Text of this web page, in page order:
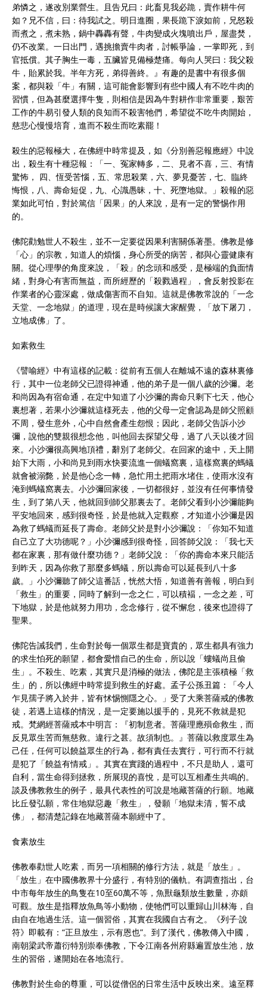
弟憐之，遂改別業營生。且告兄曰：此畜見我必跪，賣作耕牛何
如？兄不信，曰：待我試之。明日進圈，果長跪下淚如前，兄怒殺
而煮之，煮未熟，鍋中轟轟有聲，牛肉變成火塊噴出戶，屋盡焚，
仍不改業。一日出門，遇挑擔賣牛肉者，討帳爭論，一掌即死，到
官抵償。其子胸生一毒，五臟皆見備極楚痛。每向人哭曰：我父殺
牛，貽累於我。半年方死，弟得善終。』有趣的是書中有很多個
案，都與殺「牛」有關，這可能會影響到有些中國人有不吃牛肉的
習慣，但為甚麼選擇牛隻，則相信是因為牛對耕作非常重要，艱苦
工作的牛易引發人類的良知而不殺害牠們，希望從不吃牛肉開始，
慈悲心慢慢培育，進而不殺生而吃素罷！
殺生的惡報極大，在佛經中時常提及，如《分別善惡報應經》中說
出，殺生有十種惡報：「一、冤家轉多，二、見者不喜，三、有情
驚怖， 四、恆受苦惱，五、常思殺業，六、夢見憂苦，七、臨終
悔恨，八、壽命短促，九、心識愚昧，十、死墮地獄。」殺報的惡
業如此可怕，對於篤信「因果」的人來說，是有一定的警惕作用
的。
佛陀勸勉世人不殺生，並不一定要從因果利害關係著墨。佛教是修
「心」的宗教，知道人的煩惱，身心所受的病苦，都與心靈健康有
關。從心理學的角度來說，「殺」的念頭和感受，是極端的負面情
緒，對身心有害而無益，而所經歷的「殺戮過程」，會反射投影在
作業者的心靈深處，做成傷害而不自知。這就是佛教常說的「一念
天堂、一念地獄」的道理，現在是時候讓大家醒覺，「放下屠刀，
立地成佛」了。
如素救生
《譬喻經》中有這樣的記載：從前有五個人在離城不遠的森林裏修
行，其中一位老師父已證得神通，他的弟子是一個八歲的沙彌。老
和尚因為有宿命通，在定中知道了小沙彌的壽命只剩下七天，他心
裏想著，若果小沙彌就這様死去，他的父母一定會認為是師父照顧
不周，發生意外，心中自然會產生怨恨；因此，老師父告訴小沙
彌，說他的雙親很想念他，叫他回去探望父母，過了八天以後才回
來。小沙彌很高興地頂禮，辭別了老師父。在回家的途中，天上開
始下大雨，小和尚見到雨水快要流進一個蟻窩裏，這樣窩裏的螞蟻
就會被溺斃，於是他心念一轉，急忙用土把雨水堵住，使雨水沒有
淹到螞蟻窩裏去。小沙彌回家後，一切都很好，並沒有任何事情發
生，到了第八天，他就回到師父那裏去了。老師父看到小沙彌能夠
平安地回來，感到很奇怪，於是他就入定觀察，才知道小沙彌是因
為救了螞蟻而延長了壽命。老師父於是對小沙彌說：「你知不知道
自己立了大功德呢？」小沙彌感到很奇怪，回答師父說：「我七天
都在家裏，那有做什麼功德？」老師父說：「你的壽命本來只能活
到昨天，因為你救了那麼多螞蟻，所以壽命可以延長到八十多
歲。」小沙彌聽了師父這番話，恍然大悟，知道善有善報，明白到
「救生」的重要，同時了解到一念之仁，可以積褔，一念之差，可
下地獄，於是他就努力用功，念念修行，從不懈怠，後來也證得了
聖果。
佛陀告誡我們，生命對於每一個眾生都是寶貴的，眾生都具有強力
的求生怕死的願望，都會愛惜自己的生命，所以說「螻蟻尚且偷
生」。不殺生、吃素，其實只是消極的做法，佛陀是主張積極「救
生」的，所以佛經中時常提到救生的好處。孟子公孫丑篇：「今人
乍見孺子將入於井，皆有怵惕惻隱之心。」受了大乘菩薩戒的佛教
徒，若遇上這樣的情況，是一定要施以援手的，見死不救就是犯
戒。梵網經菩薩戒本中明言：『初制意者。菩薩理應殞命救生，而
反見眾生苦而無慈救。違行之甚。故須制也。』菩薩以救度眾生為
己任，任何可以饒益眾生的行為，都有責任去實行，可行而不行就
是犯了「饒益有情戒」。其實在實踐的過程中，不只是助人，還可
自利，當生命得到拯救，所展現的喜悅，是可以互相產生共鳴的。
談及佛教救生的例子，最具代表性的可說是地藏菩薩的行願。地藏
比丘發弘願，常住地獄惡趣「救生」，發願「地獄未清，誓不成
佛」，都清楚記錄在地藏菩薩本願經中了。
食素放生
佛教奉勸世人吃素，而另一項相關的修行方法，就是「放生」。
「放生」在中國佛教界十分盛行，有特別的儀軌。有調查指出，台
中市每年放生的鳥隻在10至60萬不等，魚獸龜類放生數量，亦頗
可觀。放生是指釋放魚鳥等小動物，使牠們可以重歸山川林海，自
由自在地過生活。這一個習俗，其實在我國自古有之。《列子·說
符》即載有：“正旦放生，示有恩也”。到了漢代，佛教傳入中國，
南朝梁武帝蕭衍特別崇奉佛教，下令江南各州府縣遍置放生池，放
生的習俗，遂開始在各地流行。
佛教對於生命的尊重，可以從僧侶的日常生活中反映出來。遠至釋